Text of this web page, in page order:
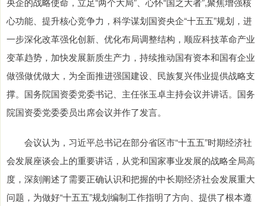
心功能、提升核心竞争力，科学谋划国资央企“十五五”规划，进
一步深化改革强化创新、优化布局调整结构，顺应科技革命产业
变革趋势，加快发展新质生产力，持续推动国有资本和国有企业
做强做优做大，为全面推进强国建设、民族复兴伟业提供战略支
撑。国务院国资委党委书记、主任张玉卓主持会议并讲话。国务
院国资委党委委员出席会议并作了发言。
会议认为，习近平总书记在部分省区市“十五五”时期经济社
会发展座谈会上的重要讲话，从党和国家事业发展的战略全局高
度，深刻阐述了需要正确认识和把握的中长期经济社会发展重大
问题，为做好“十五五”规划编制工作指明了方向、提供了根本遵